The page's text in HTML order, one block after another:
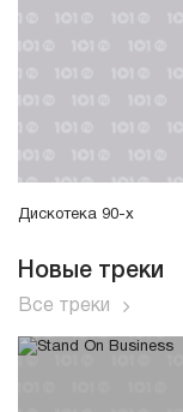
Дискотека 90-х
Новые треки
Все треки